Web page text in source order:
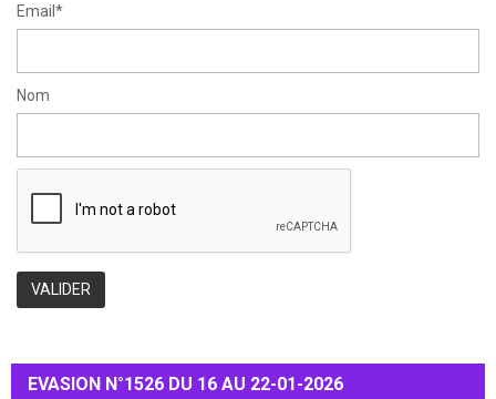
Email*
Nom
EVASION N°1526 DU 16 AU 22-01-2026